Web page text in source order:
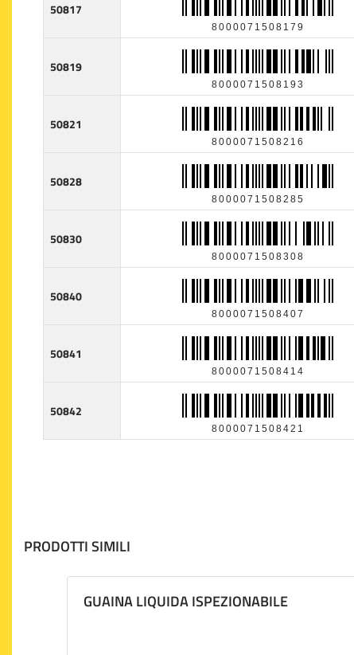
50817
8000071508179
50819
8000071508193
50821
8000071508216
50828
8000071508285
50830
8000071508308
50840
8000071508407
50841
8000071508414
50842
8000071508421
PRODOTTI SIMILI
GUAINA LIQUIDA ISPEZIONABILE